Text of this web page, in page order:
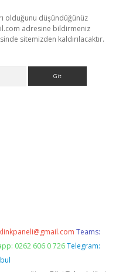
olduğunu düşündüğünüz
adresine bildirmeniz
sitemizden kaldırılacaktır.
Teams:
0262 606 0 726 Telegram: